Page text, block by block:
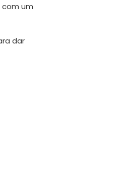
um
dar